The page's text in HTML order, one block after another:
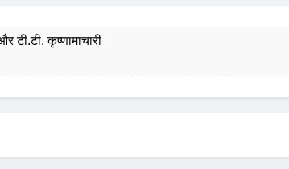
टी.टी. कृष्णामाचारी
ADVENT OF SUICIDE BOMBING IN INDIA